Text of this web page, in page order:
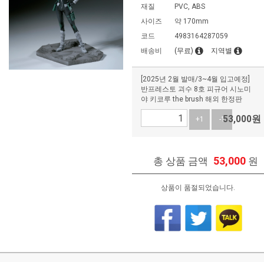
재질
PVC, ABS
사이즈
약 170mm
코드
4983164287059
배송비
(무료) 지역별
[2025년 2월 발매/3~4월 입고예정]
반프레스토 괴수 8호 피규어 시노미
야 키코루 the brush 해외 한정판
+1 -153,000원
총 상품 금액 53,000 원
상품이 품절되었습니다.